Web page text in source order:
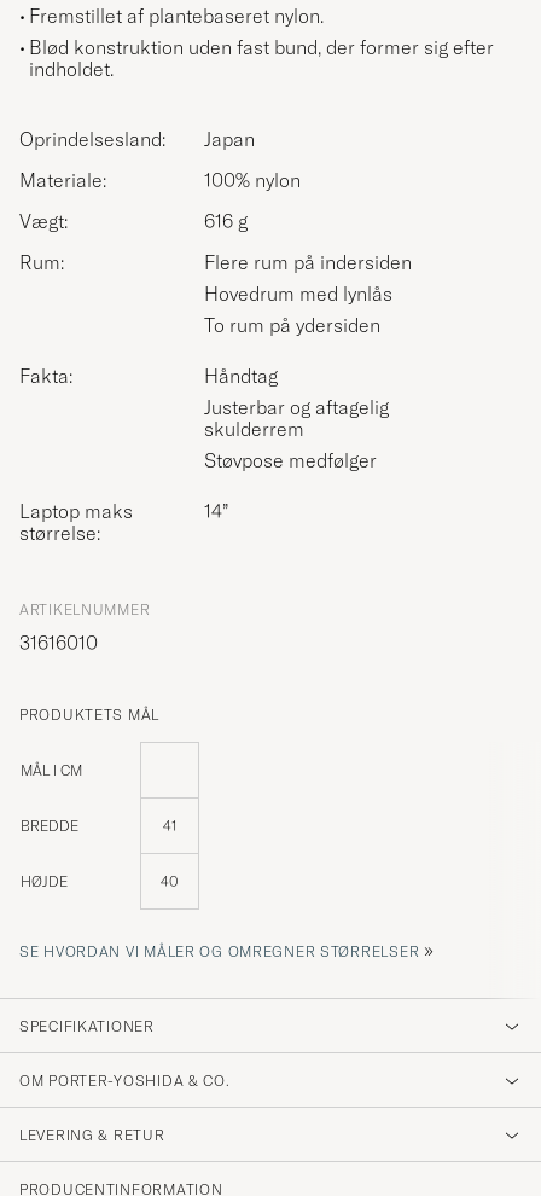
Fremstillet af plantebaseret nylon.
Blød konstruktion uden fast bund, der former sig efter
indholdet.
Oprindelsesland:
Japan
Materiale:
100% nylon
Vægt:
616 g
Rum:
Flere rum på indersiden
Hovedrum med lynlås
To rum på ydersiden
Fakta:
Håndtag
Justerbar og aftagelig
skulderrem
Støvpose medfølger
Laptop maks
størrelse:
14”
ARTIKELNUMMER
31616010
PRODUKTETS MÅL
MÅL I CM
BREDDE 41
HØJDE 40
SE HVORDAN VI MÅLER OG OMREGNER STØRRELSER »
SPECIFIKATIONER
OM PORTER-YOSHIDA & CO.
LEVERING & RETUR
PRODUCENTINFORMATION